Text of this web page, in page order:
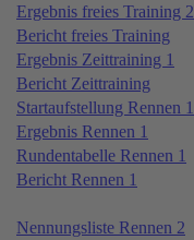
Ergebnis freies Training 2
Bericht freies Training
Ergebnis Zeittraining 1
Bericht Zeittraining
Startaufstellung Rennen 1
Ergebnis Rennen 1
Rundentabelle Rennen 1
Bericht Rennen 1
Nennungsliste Rennen 2